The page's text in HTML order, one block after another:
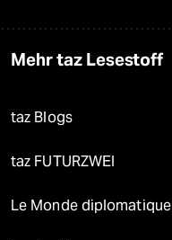
Mehr taz Lesestoff
taz Blogs
taz FUTURZWEI
Le Monde diplomatique